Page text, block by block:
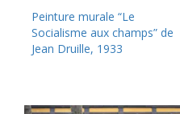
Peinture murale “Le
Socialisme aux champs” de
Jean Druille, 1933